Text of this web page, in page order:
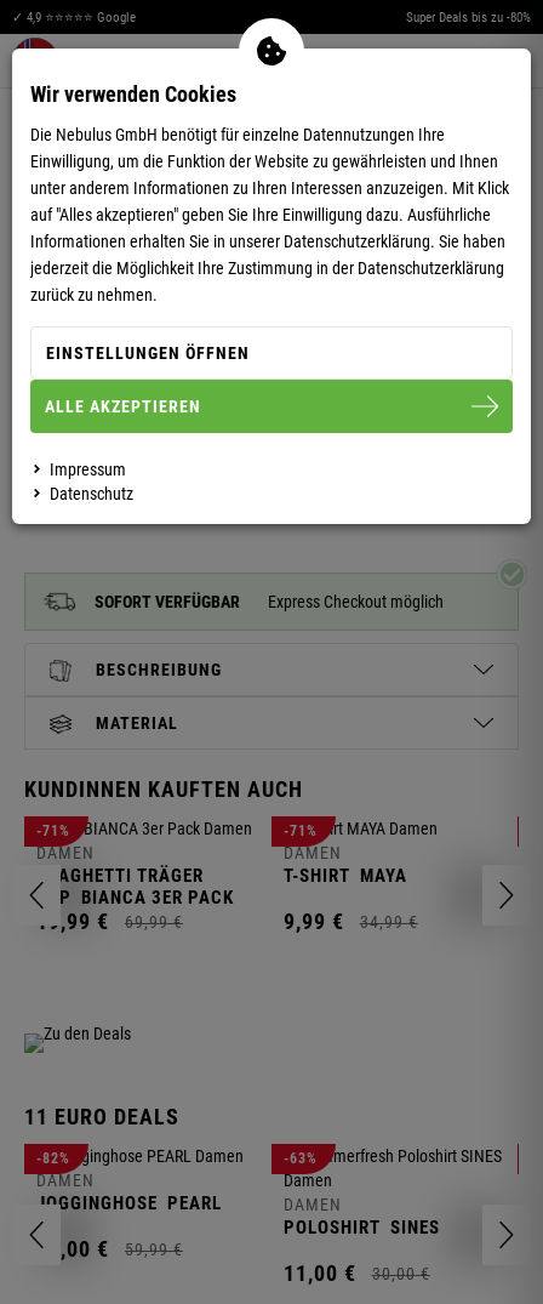
✓ 4,9 ⭐⭐⭐⭐⭐ Google Super Deals bis zu -80%
Warenkorb aufklappen
FLEECEPULLOVER FLAGSTER DAMEN
SOFORT VERFÜGBAR Express Checkout möglich
BESCHREIBUNG
MATERIAL
KUNDINNEN KAUFTEN AUCH
-71%
DAMEN
SPAGHETTI TRÄGER
TOP
BIANCA 3ER PACK
19,99 € 69,99 €
-71%
DAMEN
T-SHIRT MAYA
9,99 € 34,99 €
11 EURO DEALS
-82%
DAMEN
JOGGINGHOSE PEARL
11,00 € 59,99 €
-63%
DAMEN
POLOSHIRT SINES
11,00 € 30,00 €
Wir verwenden Cookies
Die Nebulus GmbH benötigt für einzelne Datennutzungen Ihre
Einwilligung, um die Funktion der Website zu gewährleisten und Ihnen
unter anderem Informationen zu Ihren Interessen anzuzeigen. Mit Klick
auf "Alles akzeptieren" geben Sie Ihre Einwilligung dazu. Ausführliche
Informationen erhalten Sie in unserer Datenschutzerklärung. Sie haben
jederzeit die Möglichkeit Ihre Zustimmung in der Datenschutzerklärung
zurück zu nehmen.
EINSTELLUNGEN ÖFFNEN
ALLE AKZEPTIEREN
Impressum
Datenschutz